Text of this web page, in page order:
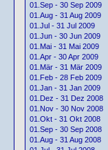
01.Sep - 30 Sep 2009
01.Aug - 31 Aug 2009
01.Jul - 31 Jul 2009
01.Jun - 30 Jun 2009
01.Mai - 31 Mai 2009
01.Apr - 30 Apr 2009
01.Mär - 31 Mär 2009
01.Feb - 28 Feb 2009
01.Jan - 31 Jan 2009
01.Dez - 31 Dez 2008
01.Nov - 30 Nov 2008
01.Okt - 31 Okt 2008
01.Sep - 30 Sep 2008
01.Aug - 31 Aug 2008